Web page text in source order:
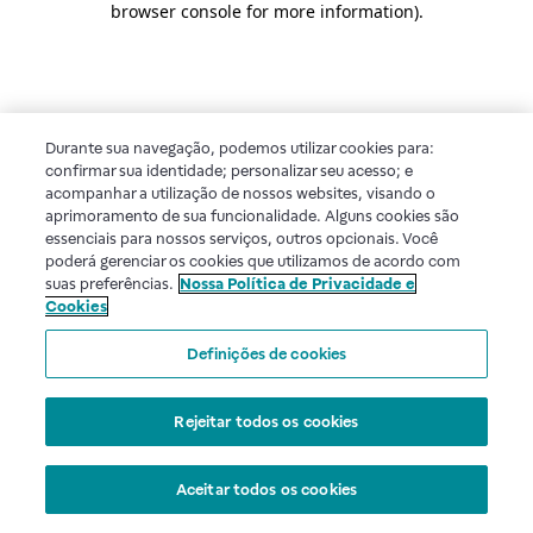
browser console for more information).
Durante sua navegação, podemos utilizar cookies para:
confirmar sua identidade; personalizar seu acesso; e
acompanhar a utilização de nossos websites, visando o
aprimoramento de sua funcionalidade. Alguns cookies são
essenciais para nossos serviços, outros opcionais. Você
poderá gerenciar os cookies que utilizamos de acordo com
suas preferências. Nossa Política de Privacidade e
Cookies
Definições de cookies
Rejeitar todos os cookies
Aceitar todos os cookies